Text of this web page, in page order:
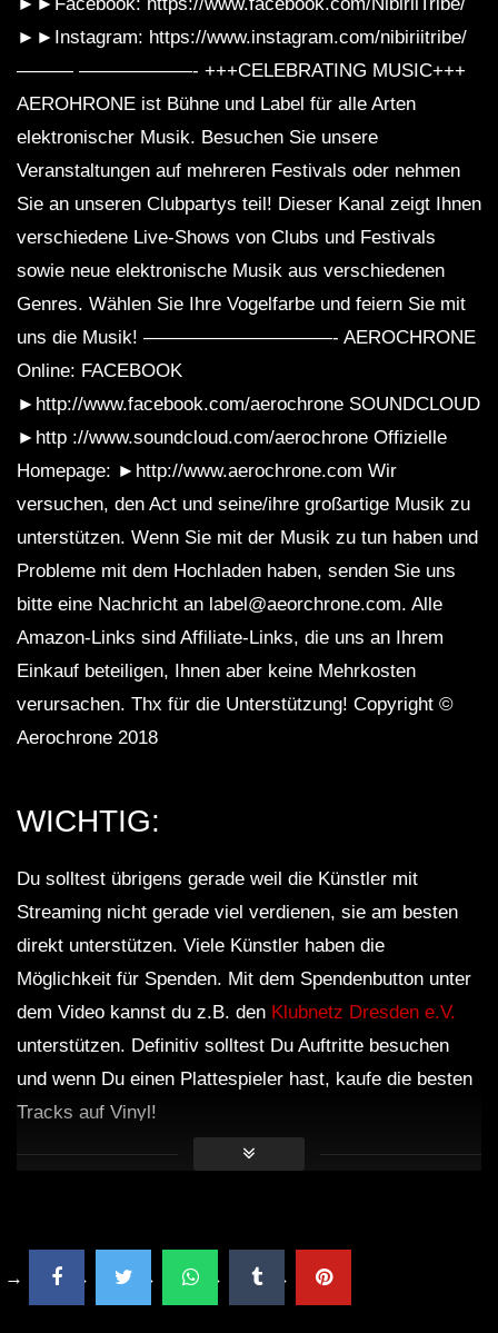
►►Instagram: https://www.instagram.com/nibiriitribe/
——— ——————- +++CELEBRATING MUSIC+++
AEROHRONE ist Bühne und Label für alle Arten
elektronischer Musik. Besuchen Sie unsere
Veranstaltungen auf mehreren Festivals oder nehmen
Sie an unseren Clubpartys teil! Dieser Kanal zeigt Ihnen
verschiedene Live-Shows von Clubs und Festivals
sowie neue elektronische Musik aus verschiedenen
Genres. Wählen Sie Ihre Vogelfarbe und feiern Sie mit
uns die Musik! ——————————- AEROCHRONE
Online: FACEBOOK
►http://www.facebook.com/aerochrone SOUNDCLOUD
►http ://www.soundcloud.com/aerochrone Offizielle
Homepage: ►http://www.aerochrone.com Wir
versuchen, den Act und seine/ihre großartige Musik zu
unterstützen. Wenn Sie mit der Musik zu tun haben und
Probleme mit dem Hochladen haben, senden Sie uns
bitte eine Nachricht an label@aeorchrone.com. Alle
Amazon-Links sind Affiliate-Links, die uns an Ihrem
Einkauf beteiligen, Ihnen aber keine Mehrkosten
verursachen. Thx für die Unterstützung! Copyright ©
Aerochrone 2018
WICHTIG:
Du solltest übrigens gerade weil die Künstler mit
Streaming nicht gerade viel verdienen, sie am besten
direkt unterstützen. Viele Künstler haben die
Möglichkeit für Spenden. Mit dem Spendenbutton unter
dem Video kannst du z.B. den Klubnetz Dresden e.V.
unterstützen. Definitiv solltest Du Auftritte besuchen
und wenn Du einen Plattespieler hast, kaufe die besten
Tracks auf Vinyl!